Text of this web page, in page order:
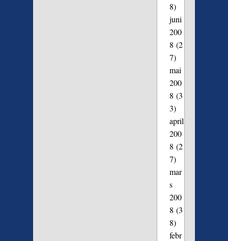
8)
juni
200
8 (2
7)
mai
200
8 (3
3)
april
200
8 (2
7)
mar
s
200
8 (3
8)
febr